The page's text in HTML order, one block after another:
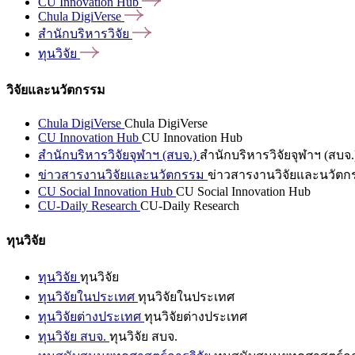
Chula DigiVerse
สำนักบริหารวิจัย
ทุนวิจัย
วิจัยและนวัตกรรม
Chula DigiVerse Chula DigiVerse
CU Innovation Hub CU Innovation Hub
สำนักบริหารวิจัยจุฬาฯ (สบจ.) สำนักบริหารวิจัยจุฬาฯ (สบจ
ข่าวสารงานวิจัยและนวัตกรรม ข่าวสารงานวิจัยและนวัตก
CU Social Innovation Hub CU Social Innovation Hub
CU-Daily Research CU-Daily Research
ทุนวิจัย
ทุนวิจัย ทุนวิจัย
ทุนวิจัยในประเทศ ทุนวิจัยในประเทศ
ทุนวิจัยต่างประเทศ ทุนวิจัยต่างประเทศ
ทุนวิจัย สบจ. ทุนวิจัย สบจ.